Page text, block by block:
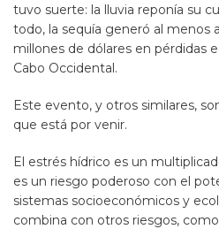
tuvo suerte: la lluvia reponía su
todo, la sequía generó al menos
millones de dólares en pérdidas
Cabo Occidental.
Este evento, y otros similares,
que está por venir.
El estrés hídrico es un
es un riesgo poderoso con el
sistemas socioeconómicos y
combina con otros riesgos,